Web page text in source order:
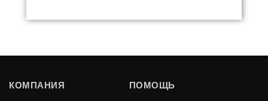
ПЛИТА СБОРНАЯ ПС2-3 (Р) 710Х410
КОМПАНИЯ ПОМОЩЬ